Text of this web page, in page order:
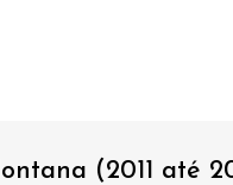
(2011 até